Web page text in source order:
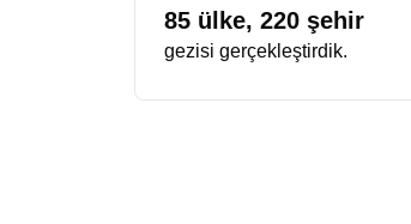
sığdırılan yoğun deneyimlerdir.
bu geniş kapsamlı tur ile keşfetme
Ekonomik Polonya Danimarka Turu
Sabahın erken saatlerinde
85 ülke, 220 şehir
gezisi gerçekleştirdik.